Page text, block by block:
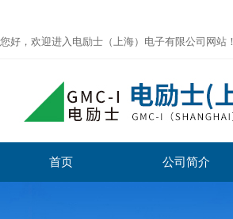
您好，欢迎进入电励士（上海）电子有限公司网站！
首页 公司简介